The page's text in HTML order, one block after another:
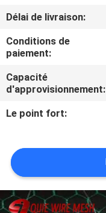
DE
QUALITÉ
CONTACTEZ-
NOUS
DEMANDEZ
CITATION
Délai de livraison:
Conditions de
paiement:
Capacité
d'approvisionnement:
Le point fort: